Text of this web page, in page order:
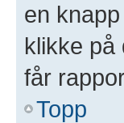
en
klikke på
får
Topp